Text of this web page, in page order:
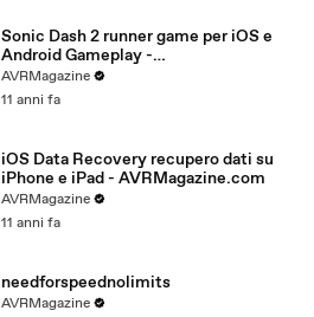
Sonic Dash 2 runner game per iOS e
Android Gameplay -
AVRMagazine.com
AVRMagazine
11 anni fa
iOS Data Recovery recupero dati su
iPhone e iPad - AVRMagazine.com
AVRMagazine
11 anni fa
needforspeednolimits
AVRMagazine